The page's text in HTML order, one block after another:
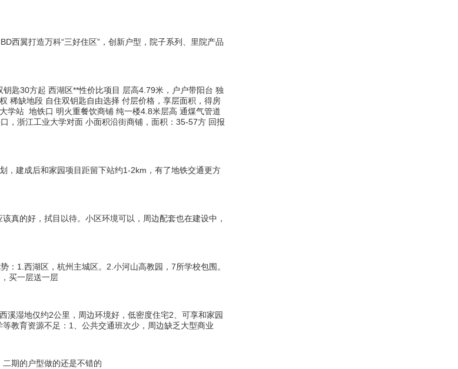
西翼打造万科“三好住区”，创新户型，院子系列、里院产品
匙30方起 西湖区**性价比项目 层高4.79米，户户带阳台 独
稀缺地段 自住双钥匙自由选择 付层价格，享层面积，得房
学站 地铁口 明火重餐饮商铺 纯一楼4.8米层高 通煤气管道
，浙江工业大学对面 小面积沿街商铺，面积：35-57方 回报
，建成后和家园项目距留下站约1-2km，有了地铁交通更方
真的好，拭目以待。小区环境可以，周边配套也在建设中，
：1.西湖区，杭州主城区。2.小河山高教园，7所学校包围。
买一层送一层
溪湿地仅约2公里，周边环境好，低密度住宅2、可享和家园
教育资源不足：1、公共交通班次少，周边缺乏大型商业
期的户型做的还是不错的